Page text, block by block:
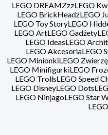
LEGO DREAMZzzLEGO
LEGO BrickHeadzLEGO
LEGO Toy StoryLEGO
LEGO ArtLEGO Gadżety
LEGO IdeasLEGO
LEGO AkcesoriaLEGO
LEGO MinionkiLEGO
LEGO MinifigurkiLEGO
LEGO TrollsLEGO Speed
LEGO DisneyLEGO Dots
LEGO NinjagoLEGO Star